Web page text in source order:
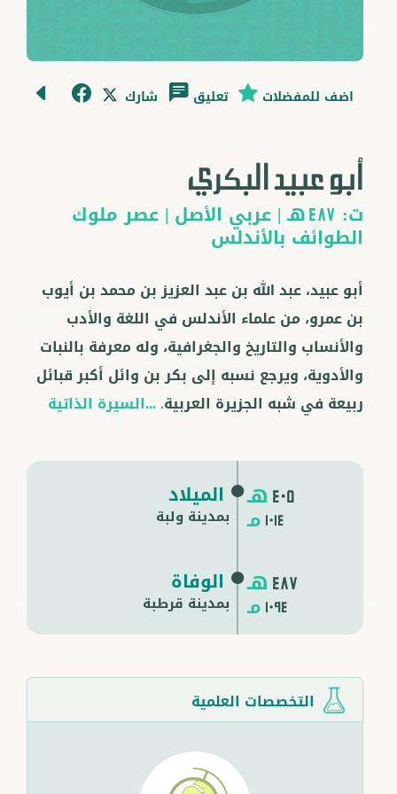
شارك تعليق اضف للمفضلات
أبو عبيد البكري
ت: 487هـ | عربي الأصل | عصر ملوك
الطوائف بالأندلس
أبو عبيد، عبد الله بن عبد العزيز بن محمد بن أيوب
بن عمرو، من علماء الأندلس في اللغة والأدب
والأنساب والتاريخ والجغرافية، وله معرفة بالنبات
والأدوية، ويرجع نسبه إلى بكر بن وائل أكبر قبائل
ربيعة في شبه الجزيرة العربية....السيرة الذاتية
هـ 405
مـ 1014
الميلاد
بمدينة ولبة
هـ 487
مـ 1094
الوفاة
بمدينة قرطبة
التخصصات العلمية